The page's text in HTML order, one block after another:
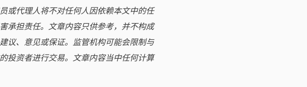
或代理人将不对任何人因依赖本文中的任
承担责任。文章内容只供参考，并不构成
议、意见或保证。监管机构可能会限制与
投资者进行交易。文章内容当中任何计算